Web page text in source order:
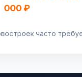
000 ₽
часто